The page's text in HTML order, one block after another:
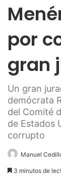
por
gran
Un gran
demócrata
del Comité
de Estados
corrupto
Manuel
3 minutos de